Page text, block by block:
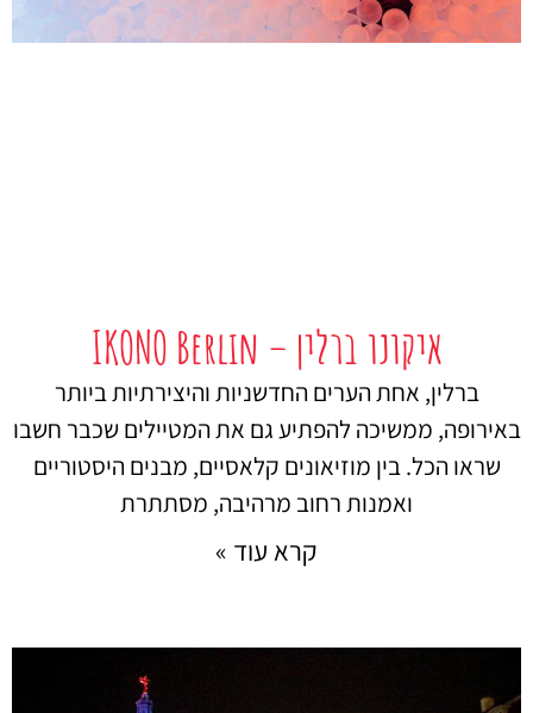
איקונו ברלין – IKONO Berlin
ברלין, אחת הערים החדשניות והיצירתיות ביותר
באירופה, ממשיכה להפתיע גם את המטיילים שכבר חשבו
שראו הכל. בין מוזיאונים קלאסיים, מבנים היסטוריים
ואמנות רחוב מרהיבה, מסתתרת
קרא עוד »